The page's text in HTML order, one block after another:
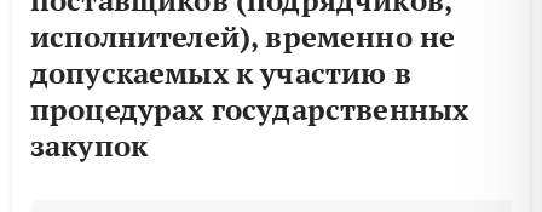
исполнителей), временно не
допускаемых к участию в
процедурах государственных
закупок